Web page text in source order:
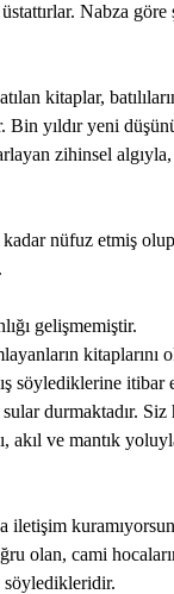
Nabza göre
kitaplar,
Bin yıldır yeni
zihinsel
kadar nüfuz etmiş
gelişmemiştir.
kitaplarını
söylediklerine itibar
durmaktadır.
akıl ve mantık
iletişim
olan, cami
söyledikleridir.